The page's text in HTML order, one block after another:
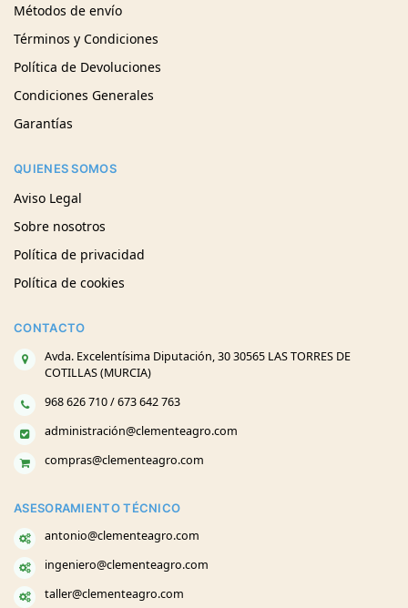
Métodos de envío
Términos y Condiciones
Política de Devoluciones
Condiciones Generales
Garantías
QUIENES SOMOS
Aviso Legal
Sobre nosotros
Política de privacidad
Política de cookies
CONTACTO
Avda. Excelentísima Diputación, 30 30565 LAS TORRES DE
COTILLAS (MURCIA)
968 626 710 / 673 642 763
administración@clementeagro.com
compras@clementeagro.com
ASESORAMIENTO TÉCNICO
antonio@clementeagro.com
ingeniero@clementeagro.com
taller@clementeagro.com